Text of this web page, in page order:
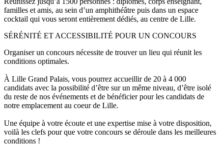
familles et amis, au sein d’un amphithéâtre puis dans un espace
cocktail qui vous seront entièrement dédiés, au centre de Lille.
SÉRÉNITÉ ET ACCESSIBILITÉ POUR UN CONCOURS
Organiser un concours nécessite de trouver un lieu qui réunit les
conditions optimales.
À Lille Grand Palais, vous pourrez accueillir de 20 à 4 000
candidats avec la possibilité d’être sur un même niveau, d’être isolé
du reste de nos événements et de bénéficier pour les candidats de
notre emplacement au coeur de Lille.
Une équipe à votre écoute et une expertise mise à votre disposition,
voilà les clefs pour que votre concours se déroule dans les meilleures
conditions !